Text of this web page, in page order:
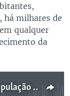
há milhares de
qualquer
da
São Tomé e Príncipe: Metade da população sem água potável